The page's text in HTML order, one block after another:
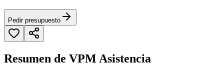
Pedir presupuesto
Resumen de VPM Asistencia